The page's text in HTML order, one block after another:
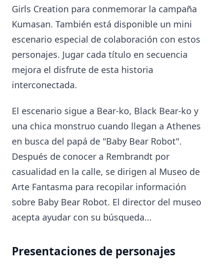
Girls Creation para conmemorar la campaña
Kumasan. También está disponible un mini
escenario especial de colaboración con estos
personajes. Jugar cada título en secuencia
mejora el disfrute de esta historia
interconectada.
El escenario sigue a Bear-ko, Black Bear-ko y
una chica monstruo cuando llegan a Athenes
en busca del papá de "Baby Bear Robot".
Después de conocer a Rembrandt por
casualidad en la calle, se dirigen al Museo de
Arte Fantasma para recopilar información
sobre Baby Bear Robot. El director del museo
acepta ayudar con su búsqueda...
Presentaciones de personajes